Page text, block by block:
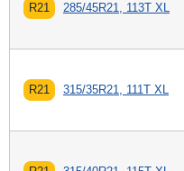
R21 285/45R21, 113T XL
R21 315/35R21, 111T XL